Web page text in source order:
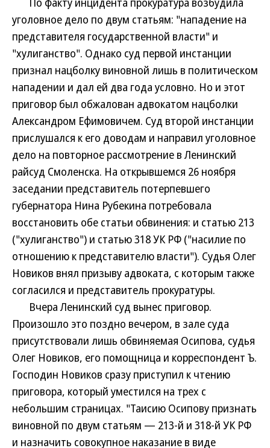
уголовное дело по двум статьям: "нападение на
представителя государственной власти" и
"хулиганство". Однако суд первой инстанции
признал нацболку виновной лишь в политическом
нападении и дал ей два года условно. Но и этот
приговор был обжалован адвокатом нацболки
Александром Ефимовичем. Суд второй инстанции
прислушался к его доводам и направил уголовное
дело на повторное рассмотрение в Ленинский
райсуд Смоленска. На открывшемся 26 ноября
заседании представитель потерпевшего
губернатора Нина Рубекина потребовала
восстановить обе статьи обвинения: и статью 213
("хулиганство") и статью 318 УК РФ ("насилие по
отношению к представителю власти"). Судья Олег
Новиков внял призыву адвоката, с которым также
согласился и представитель прокуратуры.
Вчера Ленинский суд вынес приговор.
Произошло это поздно вечером, в зале суда
присутствовали лишь обвиняемая Осипова, судья
Олег Новиков, его помощница и корреспондент Ъ.
Господин Новиков сразу приступил к чтению
приговора, который уместился на трех с
небольшим страницах. "Таисию Осипову признать
виновной по двум статьям — 213-й и 318-й УК РФ
и назначить совокупное наказание в виде